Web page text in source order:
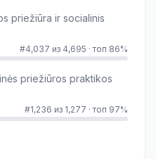
priežiūra ir socialinis
#4,037 из 4,695 ·топ 86%
priežiūros praktikos
#1,236 из 1,277 ·топ 97%